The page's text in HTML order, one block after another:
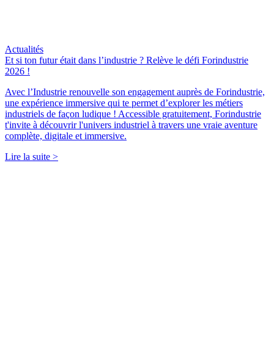
Actualités
Et si ton futur était dans l’industrie ? Relève le défi Forindustrie
2026 !
Avec l’Industrie renouvelle son engagement auprès de Forindustrie,
une expérience immersive qui te permet d’explorer les métiers
industriels de façon ludique ! Accessible gratuitement, Forindustrie
t'invite à découvrir l'univers industriel à travers une vraie aventure
complète, digitale et immersive.
Lire la suite >